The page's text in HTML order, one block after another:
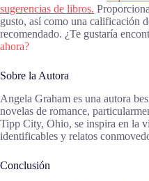
sugerencias de libros.
gusto, así como una calificación
recomendado. ¿Te gustaría
ahora?
Sobre la Autora
Angela Graham es una autora
novelas de romance,
Tipp City, Ohio, se inspira en la
identificables y relatos
Conclusión